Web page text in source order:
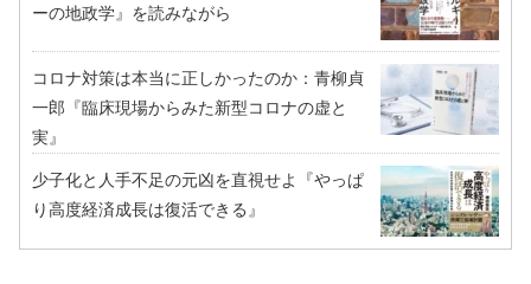
ーの地政学』を読みながら
コロナ対策は本当に正しかったのか：青柳貞
一郎『臨床現場からみた新型コロナの虚と
実』
少子化と人手不足の元凶を直視せよ『やっぱ
り高度経済成長は復活できる』